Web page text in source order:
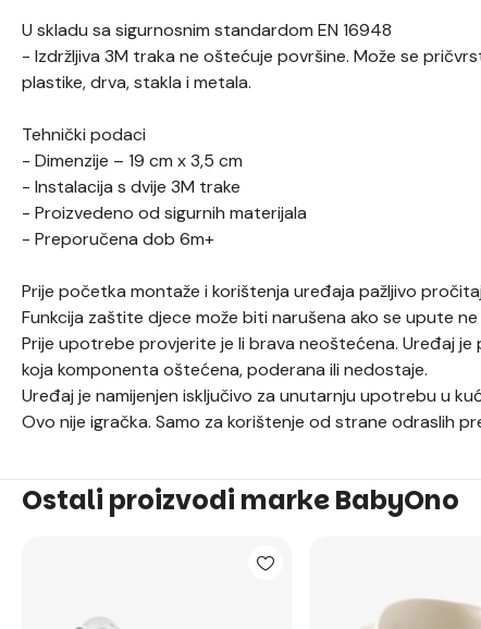
U skladu sa sigurnosnim standardom EN 16948
- Izdržljiva 3M traka ne oštećuje površine. Može se
plastike, drva, stakla i metala.
Tehnički podaci
- Dimenzije – 19 cm x 3,5 cm
- Instalacija s dvije 3M trake
- Proizvedeno od sigurnih materijala
- Preporučena dob 6m+
Prije početka montaže i korištenja uređaja pažljivo
Funkcija zaštite djece može biti narušena ako se upute
Prije upotrebe provjerite je li brava neoštećena. Uređaj
koja komponenta oštećena, poderana ili nedostaje.
Uređaj je namijenjen isključivo za unutarnju upotrebu u
Ovo nije igračka. Samo za korištenje od strane odraslih
Ostali proizvodi marke BabyOno